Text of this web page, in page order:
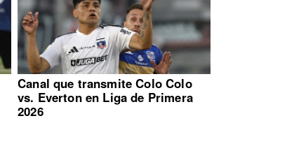
Canal que transmite Colo Colo
vs. Everton en Liga de Primera
2026